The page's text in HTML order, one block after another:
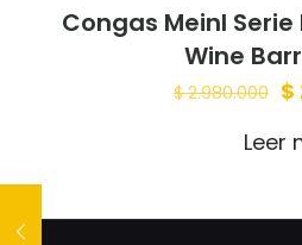
Congas Meinl
Wine
$2.980.000 $
Leer